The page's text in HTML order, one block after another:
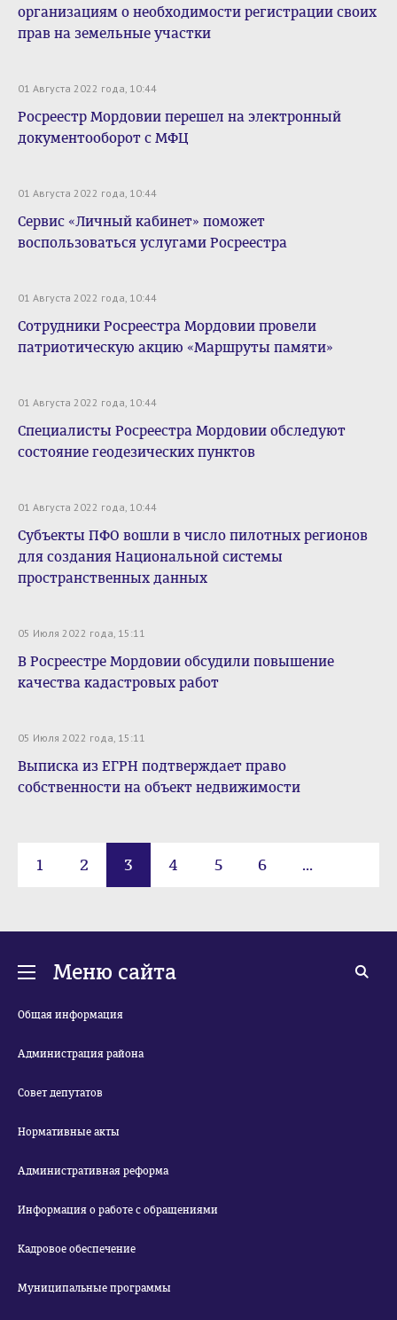
организациям о необходимости регистрации своих
прав на земельные участки
01 Августа 2022 года, 10:44
Росреестр Мордовии перешел на электронный
документооборот с МФЦ
01 Августа 2022 года, 10:44
Сервис «Личный кабинет» поможет
воспользоваться услугами Росреестра
01 Августа 2022 года, 10:44
Сотрудники Росреестра Мордовии провели
патриотическую акцию «Маршруты памяти»
01 Августа 2022 года, 10:44
Специалисты Росреестра Мордовии обследуют
состояние геодезических пунктов
01 Августа 2022 года, 10:44
Субъекты ПФО вошли в число пилотных регионов
для создания Национальной системы
пространственных данных
05 Июля 2022 года, 15:11
В Росреестре Мордовии обсудили повышение
качества кадастровых работ
05 Июля 2022 года, 15:11
Выписка из ЕГРН подтверждает право
собственности на объект недвижимости
1 2 3 4 5 6 ...
Меню сайта
Общая информация
Администрация района
Совет депутатов
Нормативные акты
Административная реформа
Информация о работе с обращениями
Кадровое обеспечение
Муниципальные программы